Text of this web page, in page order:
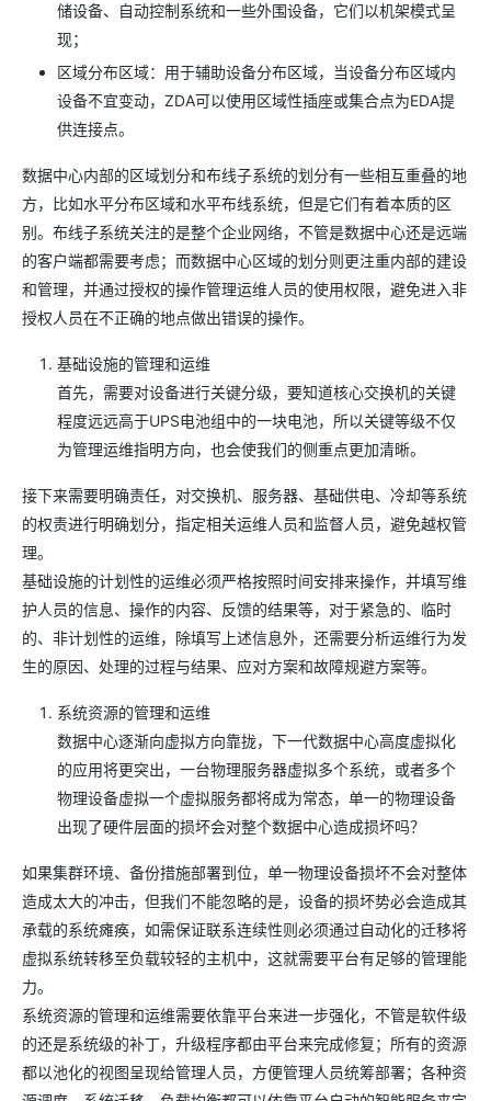
储设备、自动控制系统和一些外围设备，它们以机架模式呈
现；
区域分布区域：用于辅助设备分布区域，当设备分布区域内
设备不宜变动，ZDA可以使用区域性插座或集合点为EDA提
供连接点。
数据中心内部的区域划分和布线子系统的划分有一些相互重叠的地
方，比如水平分布区域和水平布线系统，但是它们有着本质的区
别。布线子系统关注的是整个企业网络，不管是数据中心还是远端
的客户端都需要考虑；而数据中心区域的划分则更注重内部的建设
和管理，并通过授权的操作管理运维人员的使用权限，避免进入非
授权人员在不正确的地点做出错误的操作。
基础设施的管理和运维
首先，需要对设备进行关键分级，要知道核心交换机的关键
程度远远高于UPS电池组中的一块电池，所以关键等级不仅
为管理运维指明方向，也会使我们的侧重点更加清晰。
接下来需要明确责任，对交换机、服务器、基础供电、冷却等系统
的权责进行明确划分，指定相关运维人员和监督人员，避免越权管
理。
基础设施的计划性的运维必须严格按照时间安排来操作，并填写维
护人员的信息、操作的内容、反馈的结果等，对于紧急的、临时
的、非计划性的运维，除填写上述信息外，还需要分析运维行为发
生的原因、处理的过程与结果、应对方案和故障规避方案等。
系统资源的管理和运维
数据中心逐渐向虚拟方向靠拢，下一代数据中心高度虚拟化
的应用将更突出，一台物理服务器虚拟多个系统，或者多个
物理设备虚拟一个虚拟服务都将成为常态，单一的物理设备
出现了硬件层面的损坏会对整个数据中心造成损坏吗？
如果集群环境、备份措施部署到位，单一物理设备损坏不会对整体
造成太大的冲击，但我们不能忽略的是，设备的损坏势必会造成其
承载的系统瘫痪，如需保证联系连续性则必须通过自动化的迁移将
虚拟系统转移至负载较轻的主机中，这就需要平台有足够的管理能
力。
系统资源的管理和运维需要依靠平台来进一步强化，不管是软件级
的还是系统级的补丁，升级程序都由平台来完成修复；所有的资源
都以池化的视图呈现给管理人员，方便管理人员统筹部署；各种资